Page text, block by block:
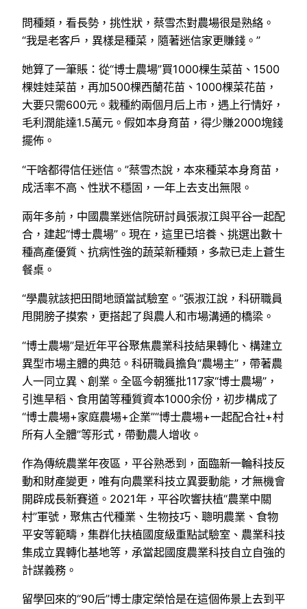
問種類，看長勢，挑性狀，蔡雪杰對農場很是熟絡。
“我是老客戶，異樣是種菜，隨著迷信家更賺錢。”
她算了一筆賬：從“博士農場”買1000棵生菜苗、1500
棵娃娃菜苗，再加500棵西蘭花苗、1000棵菜花苗，
大要只需600元。栽種約兩個月后上市，遇上行情好，
毛利潤能達1.5萬元。假如本身育苗，得少賺2000塊錢
擺佈。
“干啥都得信任迷信。”蔡雪杰說，本來種菜本身育苗，
成活率不高、性狀不穩固，一年上去支出無限。
兩年多前，中國農業迷信院研討員張淑江與平谷一起配
合，建起“博士農場”。現在，這里已培養、挑選出數十
種高產優質、抗病性強的蔬菜新種類，多款已走上蒼生
餐桌。
“學農就該把田間地頭當試驗室。”張淑江說，科研職員
甩開膀子摸索，更搭起了與農人和市場溝通的橋梁。
“博士農場”是近年平谷聚焦農業科技結果轉化、構建立
異型市場主體的典范。科研職員擔負“農場主”，帶著農
人一同立異、創業。全區今朝獲批117家“博士農場”，
引進旱稻、食用菌等種質資本1000余份，初步構成了
“博士農場+家庭農場+企業”“博士農場+一起配合社+村
所有人全體”等形式，帶動農人增收。
作為傳統農業年夜區，平谷熟悉到，面臨新一輪科技反
動和財產變更，唯有向農業科技立異要動能，才無機會
開辟成長新賽道。2021年，平谷吹響扶植“農業中關
村”軍號，聚焦古代種業、生物技巧、聰明農業、食物
平安等範疇，集群化扶植國度級重點試驗室、農業科技
集成立異轉化基地等，承當起國度農業科技自立自強的
計謀義務。
留學回來的“90后”博士康定榮恰是在這個佈景上去到平